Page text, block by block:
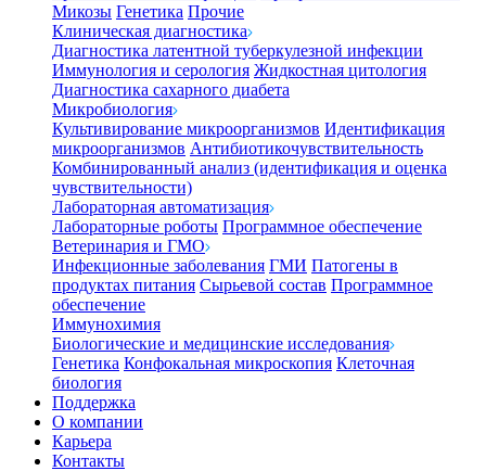
Микозы Генетика Прочие
Клиническая диагностика
Диагностика латентной туберкулезной инфекции
Иммунология и серология Жидкостная цитология
Диагностика сахарного диабета
Микробиология
Культивирование микроорганизмов Идентификация
микроорганизмов Антибиотикочувствительность
Комбинированный анализ (идентификация и оценка
чувствительности)
Лабораторная автоматизация
Лабораторные роботы Программное обеспечение
Ветеринария и ГМО
Инфекционные заболевания ГМИ Патогены в
продуктах питания Сырьевой состав Программное
обеспечение
Иммунохимия
Биологические и медицинские исследования
Генетика Конфокальная микроскопия Клеточная
биология
Поддержка
О компании
Карьера
Контакты